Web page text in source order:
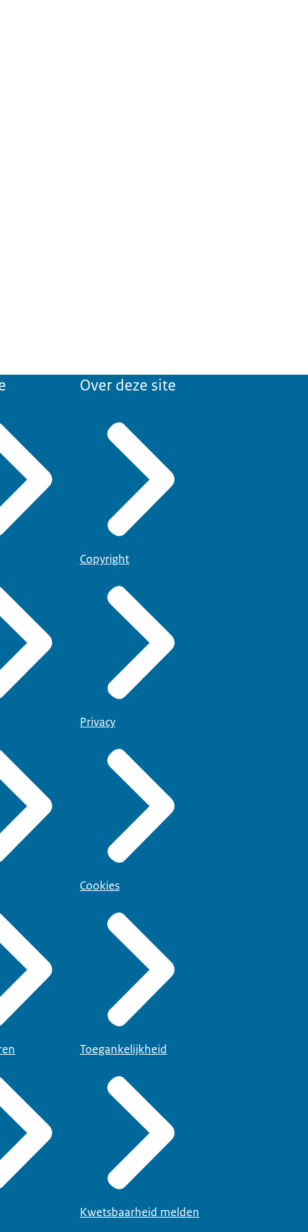
Over deze site
Copyright
Privacy
Cookies
Toegankelijkheid
Kwetsbaarheid melden